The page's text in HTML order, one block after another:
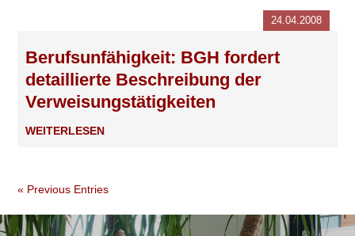
Berufsunfähigkeit: BGH fordert
detaillierte Beschreibung der
Verweisungstätigkeiten
24.04.2008
WEITERLESEN
« Previous Entries